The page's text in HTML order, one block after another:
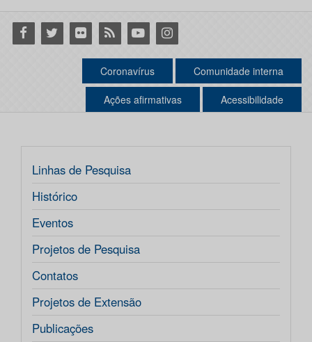
Facebook
Twitter Flickr RSS YoutubeInstagram
Coronavírus Comunidade interna
Ações afirmativas Acessibilidade
Linhas de Pesquisa
Histórico
Eventos
Projetos de Pesquisa
Contatos
Projetos de Extensão
Publicações